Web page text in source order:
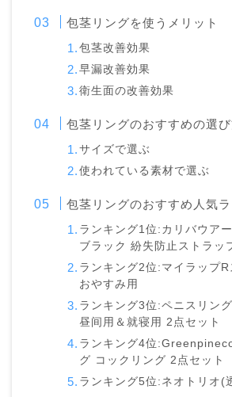
包茎リングを使うメリット
包茎改善効果
早漏改善効果
衛生面の改善効果
包茎リングのおすすめの選
サイズで選ぶ
使われている素材で選ぶ
包茎リングのおすすめ人気
ランキング1位:カリバウア
ブラック 紛失防止ストラッ
ランキング2位:マイラップ
おやすみ用
ランキング3位:ペニスリン
昼间用＆就寝用 2点セット
ランキング4位
グ コックリング 2点セット
ランキング5位:ネオトリオ(